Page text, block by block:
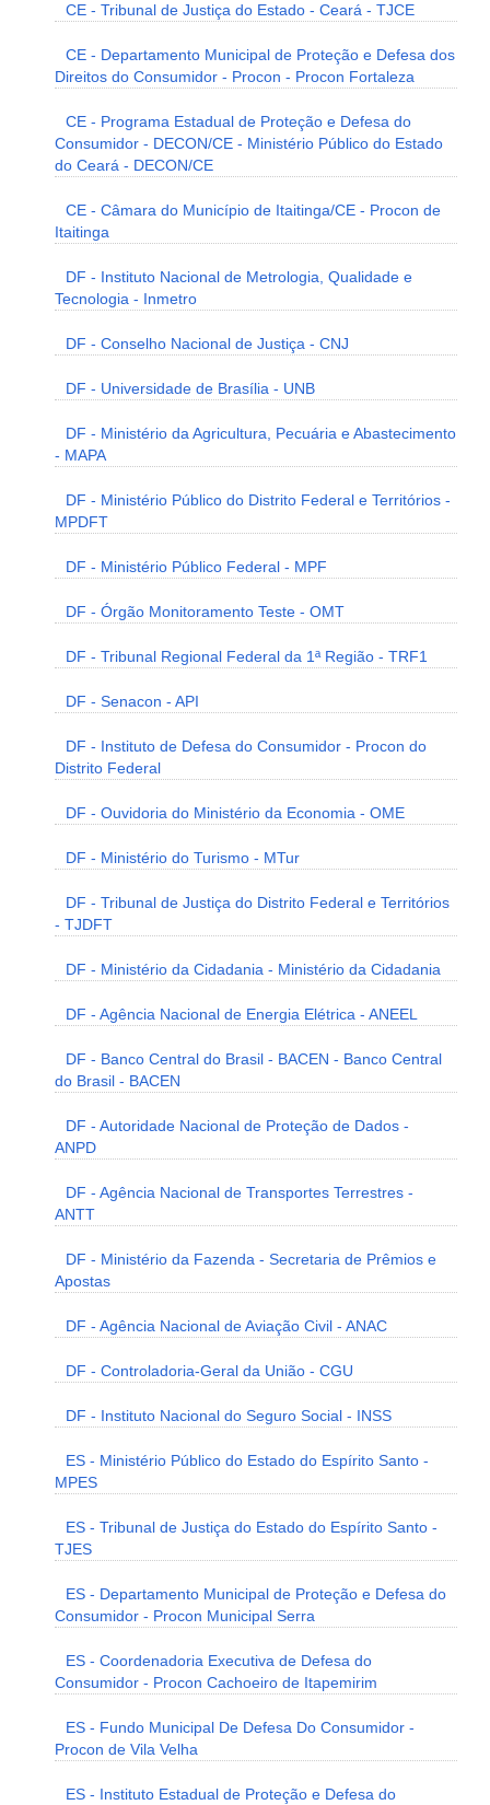
CE - Tribunal de Justiça do Estado - Ceará - TJCE
CE - Departamento Municipal de Proteção e Defesa dos
Direitos do Consumidor - Procon - Procon Fortaleza
CE - Programa Estadual de Proteção e Defesa do
Consumidor - DECON/CE - Ministério Público do Estado
do Ceará - DECON/CE
CE - Câmara do Município de Itaitinga/CE - Procon de
Itaitinga
DF - Instituto Nacional de Metrologia, Qualidade e
Tecnologia - Inmetro
DF - Conselho Nacional de Justiça - CNJ
DF - Universidade de Brasília - UNB
DF - Ministério da Agricultura, Pecuária e Abastecimento
- MAPA
DF - Ministério Público do Distrito Federal e Territórios -
MPDFT
DF - Ministério Público Federal - MPF
DF - Órgão Monitoramento Teste - OMT
DF - Tribunal Regional Federal da 1ª Região - TRF1
DF - Senacon - API
DF - Instituto de Defesa do Consumidor - Procon do
Distrito Federal
DF - Ouvidoria do Ministério da Economia - OME
DF - Ministério do Turismo - MTur
DF - Tribunal de Justiça do Distrito Federal e Territórios
- TJDFT
DF - Ministério da Cidadania - Ministério da Cidadania
DF - Agência Nacional de Energia Elétrica - ANEEL
DF - Banco Central do Brasil - BACEN - Banco Central
do Brasil - BACEN
DF - Autoridade Nacional de Proteção de Dados -
ANPD
DF - Agência Nacional de Transportes Terrestres -
ANTT
DF - Ministério da Fazenda - Secretaria de Prêmios e
Apostas
DF - Agência Nacional de Aviação Civil - ANAC
DF - Controladoria-Geral da União - CGU
DF - Instituto Nacional do Seguro Social - INSS
ES - Ministério Público do Estado do Espírito Santo -
MPES
ES - Tribunal de Justiça do Estado do Espírito Santo -
TJES
ES - Departamento Municipal de Proteção e Defesa do
Consumidor - Procon Municipal Serra
ES - Coordenadoria Executiva de Defesa do
Consumidor - Procon Cachoeiro de Itapemirim
ES - Fundo Municipal De Defesa Do Consumidor -
Procon de Vila Velha
ES - Instituto Estadual de Proteção e Defesa do